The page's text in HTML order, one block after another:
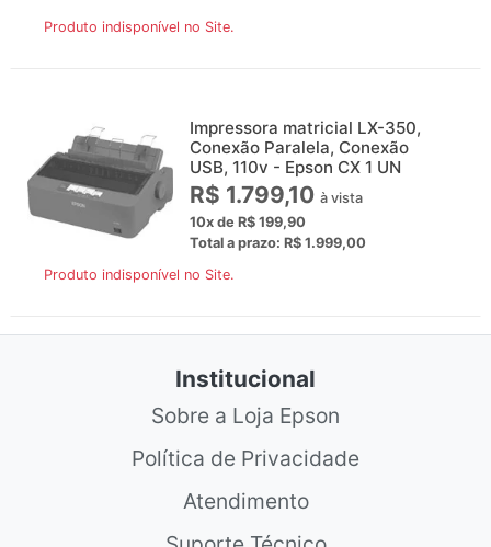
Produto indisponível no Site.
Impressora matricial LX-350,
Conexão Paralela, Conexão
USB, 110v - Epson CX 1 UN
R$ 1.799,10 à vista
10x de R$ 199,90
Total a prazo: R$ 1.999,00
Produto indisponível no Site.
Institucional
Sobre a Loja Epson
Política de Privacidade
Atendimento